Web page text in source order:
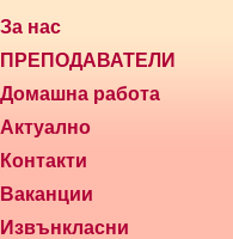
За нас
ПРЕПОДАВАТЕЛИ
Домашна работа
Актуално
Контакти
Ваканции
Извънкласни